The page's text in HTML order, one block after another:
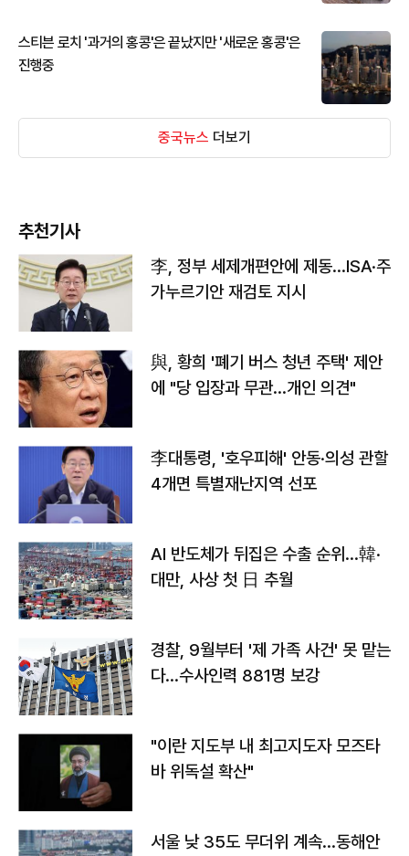
스티븐 로치 '과거의 홍콩'은 끝났지만 '새로운 홍콩'은
진행중
중국뉴스 더보기
추천기사
李, 정부 세제개편안에 제동…ISA·주
가누르기안 재검토 지시
與, 황희 '폐기 버스 청년 주택' 제안
에 "당 입장과 무관…개인 의견"
李대통령, '호우피해' 안동·의성 관할
4개면 특별재난지역 선포
AI 반도체가 뒤집은 수출 순위…韓·
대만, 사상 첫 日 추월
경찰, 9월부터 '제 가족 사건' 못 맡는
다…수사인력 881명 보강
"이란 지도부 내 최고지도자 모즈타
바 위독설 확산"
서울 낮 35도 무더위 계속…동해안